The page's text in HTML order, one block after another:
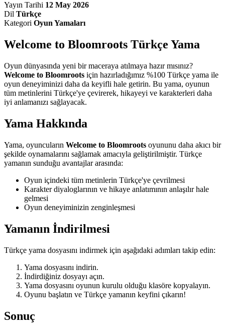
Yayın Tarihi 12 May 2026
Dil Türkçe
Kategori Oyun Yamaları
Welcome to Bloomroots Türkçe Yama
Oyun dünyasında yeni bir maceraya atılmaya hazır mısınız?
Welcome to Bloomroots için hazırladığımız %100 Türkçe yama ile
oyun deneyiminizi daha da keyifli hale getirin. Bu yama, oyunun
tüm metinlerini Türkçe'ye çevirerek, hikayeyi ve karakterleri daha
iyi anlamanızı sağlayacak.
Yama Hakkında
Yama, oyuncuların Welcome to Bloomroots oyununu daha akıcı bir
şekilde oynamalarını sağlamak amacıyla geliştirilmiştir. Türkçe
yamanın sunduğu avantajlar arasında:
Oyun içindeki tüm metinlerin Türkçe'ye çevrilmesi
Karakter diyaloglarının ve hikaye anlatımının anlaşılır hale
gelmesi
Oyun deneyiminizin zenginleşmesi
Yamanın İndirilmesi
Türkçe yama dosyasını indirmek için aşağıdaki adımları takip edin:
Yama dosyasını indirin.
İndirdiğiniz dosyayı açın.
Yama dosyasını oyunun kurulu olduğu klasöre kopyalayın.
Oyunu başlatın ve Türkçe yamanın keyfini çıkarın!
Sonuç